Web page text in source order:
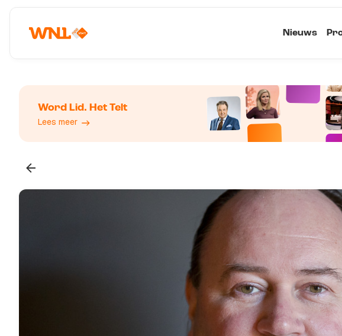
Nieuws
Word Lid. Het Telt
Lees meer